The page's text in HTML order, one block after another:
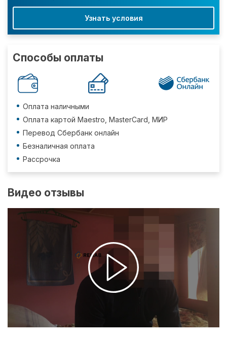
Узнать условия
Способы оплаты
Оплата наличными
Оплата картой Maestro, MasterCard, МИР
Перевод Сбербанк онлайн
Безналичная оплата
Рассрочка
Видео отзывы